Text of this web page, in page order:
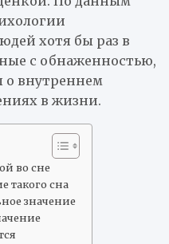
хотя бы раз в
с обнаженностью,
о внутреннем
в жизни.
во сне
такого сна
значение